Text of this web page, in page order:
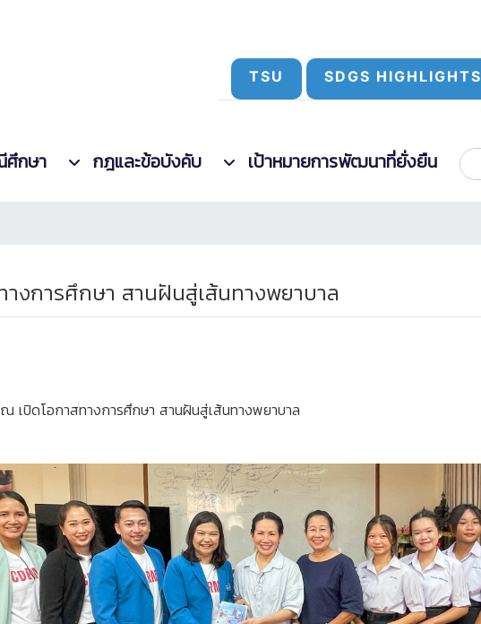
TSU
SDGS HIGHLIGHTS
กษา กฎและข้อบังคับ เป้าหมายการพัฒนาที่ยั่งยืน
งการศึกษา สานฝันสู่เส้นทางพยาบาล
เปิดโอกาสทางการศึกษา สานฝันสู่เส้นทางพยาบาล